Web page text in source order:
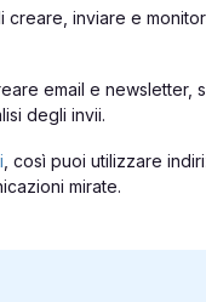
inviare e
email e newsletter,
degli invii.
, così puoi utilizzare
mirate.